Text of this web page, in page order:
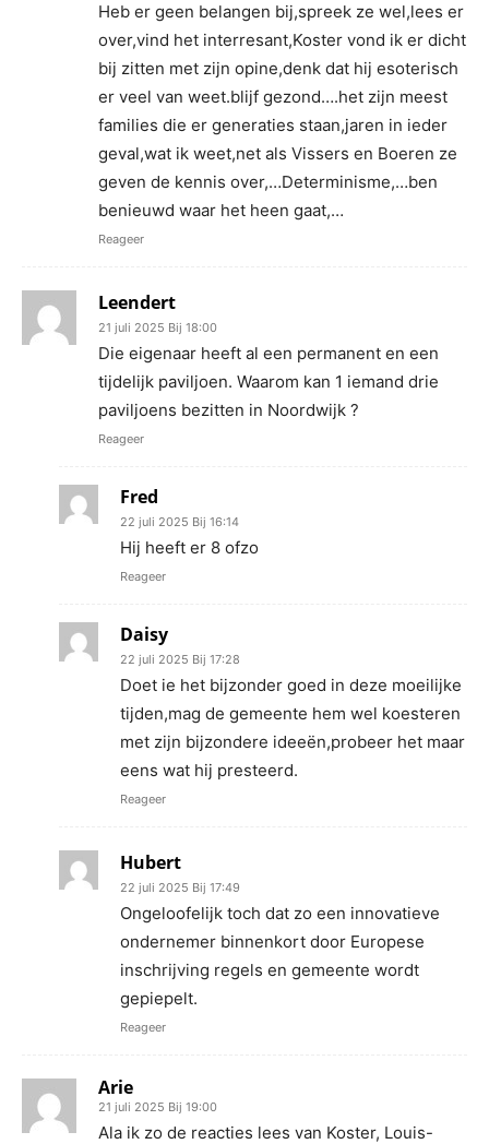
Heb er geen belangen bij,spreek ze wel,lees er
over,vind het interresant,Koster vond ik er dicht
bij zitten met zijn opine,denk dat hij esoterisch
er veel van weet.blijf gezond….het zijn meest
families die er generaties staan,jaren in ieder
geval,wat ik weet,net als Vissers en Boeren ze
geven de kennis over,…Determinisme,…ben
benieuwd waar het heen gaat,…
Reageer
Leendert
21 juli 2025 Bij 18:00
Die eigenaar heeft al een permanent en een
tijdelijk paviljoen. Waarom kan 1 iemand drie
paviljoens bezitten in Noordwijk ?
Reageer
Fred
22 juli 2025 Bij 16:14
Hij heeft er 8 ofzo
Reageer
Daisy
22 juli 2025 Bij 17:28
Doet ie het bijzonder goed in deze moeilijke
tijden,mag de gemeente hem wel koesteren
met zijn bijzondere ideeën,probeer het maar
eens wat hij presteerd.
Reageer
Hubert
22 juli 2025 Bij 17:49
Ongeloofelijk toch dat zo een innovatieve
ondernemer binnenkort door Europese
inschrijving regels en gemeente wordt
gepiepelt.
Reageer
Arie
21 juli 2025 Bij 19:00
Ala ik zo de reacties lees van Koster, Louis-